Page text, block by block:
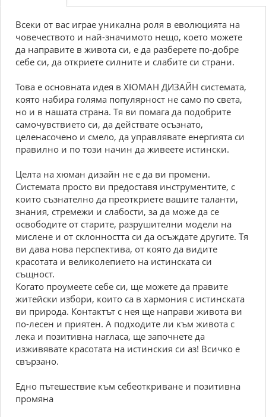
Всеки от вас играе уникална роля в еволюцията на
човечеството и най-значимото нещо, което можете
да направите в живота си, е да разберете по-добре
себе си, да откриете силните и слабите си страни.
Това е основната идея в ХЮМАН ДИЗАЙН системата,
която набира голяма популярност не само по света,
но и в нашата страна. Тя ви помага да подобрите
самочувствието си, да действате осъзнато,
целенасочено и смело, да управлявате енергията си
правилно и по този начин да живеете истински.
Целта на хюман дизайн не е да ви промени.
Системата просто ви предоставя инструментите, с
които съзнателно да преоткриете вашите таланти,
знания, стремежи и слабости, за да може да се
освободите от старите, разрушителни модели на
мислене и от склонността си да осъждате другите. Тя
ви дава нова перспектива, от която да видите
красотата и великолепието на истинската си
същност.
Когато проумеете себе си, ще можете да правите
житейски избори, които са в хармония с истинската
ви природа. Контактът с нея ще направи живота ви
по-лесен и приятен. А подходите ли към живота с
лека и позитивна нагласа, ще започнете да
изживявате красотата на истинския си аз! Всичко е
свързано.
Едно пътешествие към себеоткриване и позитивна
промяна